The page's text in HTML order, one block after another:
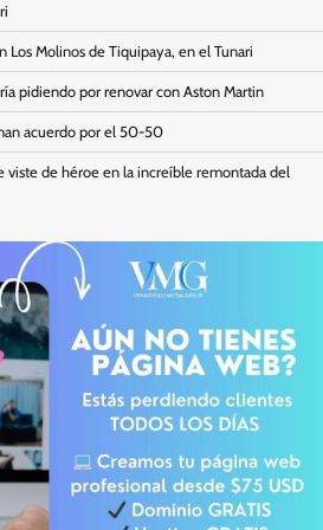
Los Molinos de Tiquipaya, en el Tunari
pidiendo por renovar con Aston Martin
acuerdo por el 50-50
viste de héroe en la increíble remontada del